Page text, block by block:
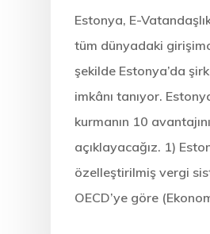
Estonya, E-
tüm dünyadaki
şekilde Estonya’da
imkânı tanıyor.
kurmanın 10 avantajını
açıklayacağız. 1)
özelleştirilmiş vergi
OECD’ye göre